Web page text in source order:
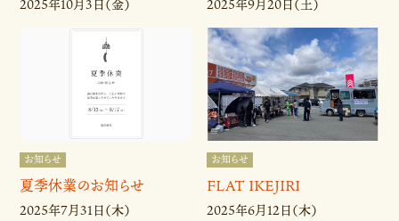
お知らせ
夏季休業のお知らせ
2025年7月31日（木）
お知らせ
FLAT IKEJIRI
2025年6月12日（木）